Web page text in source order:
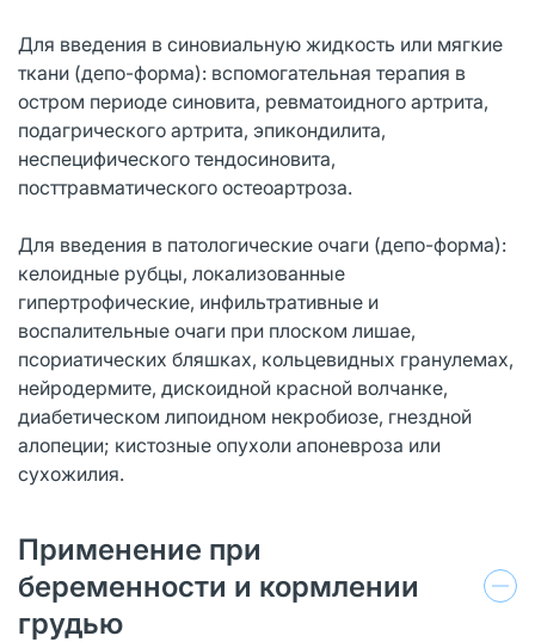
Для введения в синовиальную жидкость или мягкие
ткани (депо-форма): вспомогательная терапия в
остром периоде синовита, ревматоидного артрита,
подагрического артрита, эпикондилита,
неспецифического тендосиновита,
посттравматического остеоартроза.
Для введения в патологические очаги (депо-форма):
келоидные рубцы, локализованные
гипертрофические, инфильтративные и
воспалительные очаги при плоском лишае,
псориатических бляшках, кольцевидных гранулемах,
нейродермите, дискоидной красной волчанке,
диабетическом липоидном некробиозе, гнездной
алопеции; кистозные опухоли апоневроза или
сухожилия.
Применение при
беременности и кормлении
грудью